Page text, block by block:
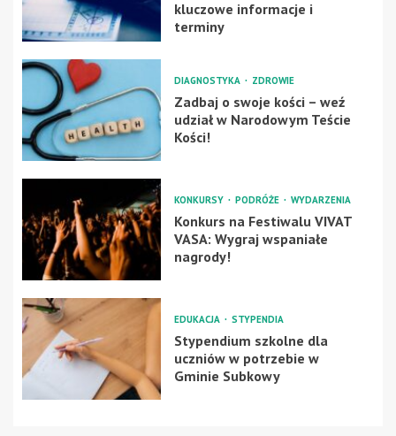
kluczowe informacje i
terminy
DIAGNOSTYKA ZDROWIE
Zadbaj o swoje kości – weź
udział w Narodowym Teście
Kości!
KONKURSY PODRÓŻE WYDARZENIA
Konkurs na Festiwalu VIVAT
VASA: Wygraj wspaniałe
nagrody!
EDUKACJA STYPENDIA
Stypendium szkolne dla
uczniów w potrzebie w
Gminie Subkowy